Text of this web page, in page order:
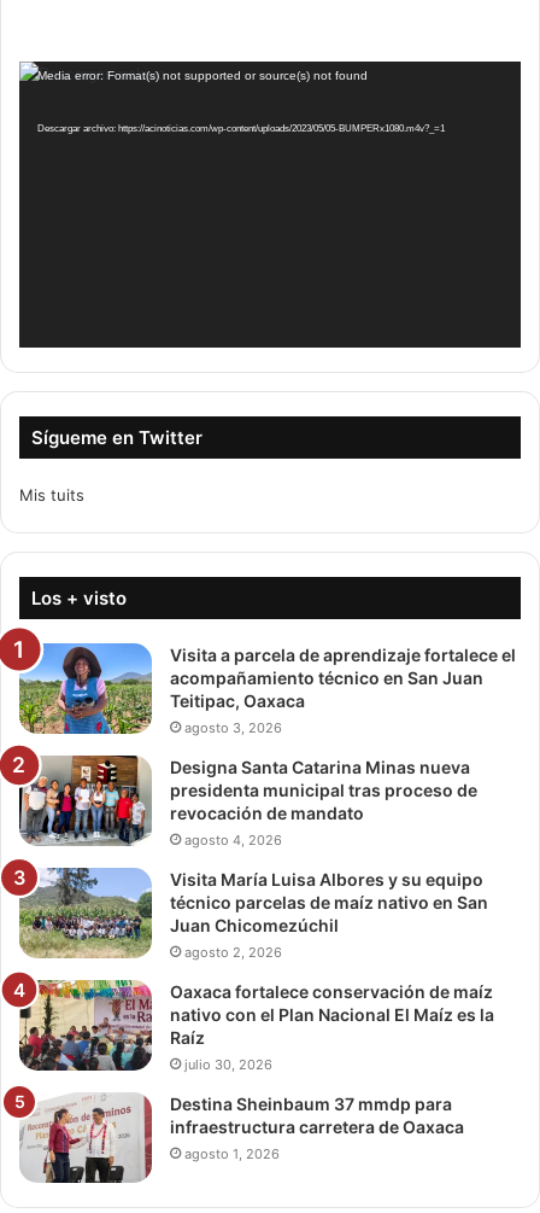
Reproductor
vídeo
Media error: Format(s) not supported or source(s) not found
Descargar archivo: https://acinoticias.com/wp-content/uploads/2023/05/05-BUMPERx1080.m4v?_=1
Sígueme en Twitter
Mis tuits
Los + visto
Visita a parcela de aprendizaje fortalece el
acompañamiento técnico en San Juan
Teitipac, Oaxaca
agosto 3, 2026
Designa Santa Catarina Minas nueva
presidenta municipal tras proceso de
revocación de mandato
agosto 4, 2026
Visita María Luisa Albores y su equipo
técnico parcelas de maíz nativo en San
Juan Chicomezúchil
agosto 2, 2026
Oaxaca fortalece conservación de maíz
nativo con el Plan Nacional El Maíz es la
Raíz
julio 30, 2026
Destina Sheinbaum 37 mmdp para
infraestructura carretera de Oaxaca
agosto 1, 2026